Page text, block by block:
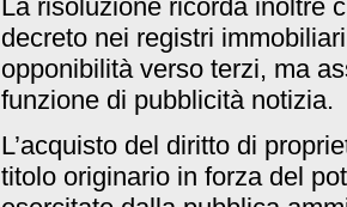
La risoluzione ricorda inoltre
decreto nei registri
opponibilità verso terzi, ma
funzione di pubblicità notizia.
L’acquisto del diritto di
titolo originario in forza del